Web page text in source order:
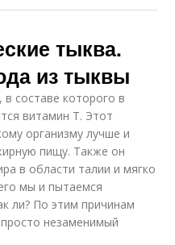
тыква.
из тыквы
составе которого в
витамин Т. Этот
организму лучше и
пищу. Также он
в области талии и мягко
мы и пытаемся
ли? По этим причинам
незаменимый